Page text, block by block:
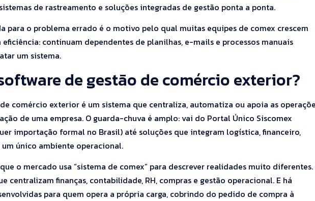
de rastreamento e soluções integradas de gestão ponta a ponta.
para o problema errado é o motivo pelo qual muitas equipes de comex crescem
eficiência: continuam dependentes de planilhas, e-mails e processos manuais
um sistema.
de gestão de comércio exterior?
comércio exterior é um sistema que centraliza, automatiza ou apoia as
de uma empresa. O guarda-chuva é amplo: vai do Portal Único Siscomex
importação formal no Brasil) até soluções que integram logística, financeiro,
único ambiente operacional.
o mercado usa “sistema de comex” para descrever realidades muito diferentes.
centralizam finanças, contabilidade, RH, compras e gestão operacional. E há
para quem opera a própria carga, cobrindo do pedido de compra à